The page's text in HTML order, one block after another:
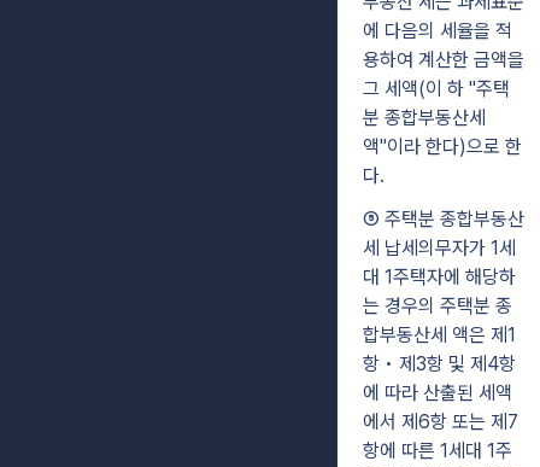
에 다음의 세율을 적
용하여 계산한 금액을
그 세액(이 하 "주택
분 종합부동산세
액"이라 한다)으로 한
다.
⑤ 주택분 종합부동산
세 납세의무자가 1세
대 1주택자에 해당하
는 경우의 주택분 종
합부동산세 액은 제1
항 • 제3항 및 제4항
에 따라 산출된 세액
에서 제6항 또는 제7
항에 따른 1세대 1주